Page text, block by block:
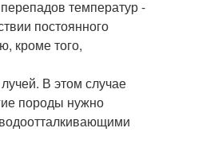
температур -
постоянного
кроме того,
В этом случае
породы нужно